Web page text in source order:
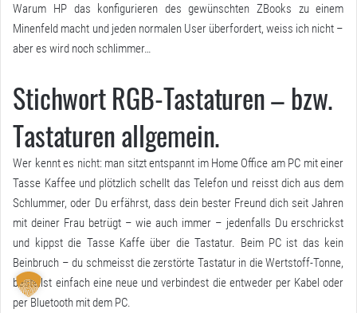
Warum HP das konfigurieren des gewünschten ZBooks zu einem
Minenfeld macht und jeden normalen User überfordert, weiss ich nicht –
aber es wird noch schlimmer…
Stichwort RGB-Tastaturen – bzw.
Tastaturen allgemein.
Wer kennt es nicht: man sitzt entspannt im Home Office am PC mit einer
Tasse Kaffee und plötzlich schellt das Telefon und reisst dich aus dem
Schlummer, oder Du erfährst, dass dein bester Freund dich seit Jahren
mit deiner Frau betrügt – wie auch immer – jedenfalls Du erschrickst
und kippst die Tasse Kaffe über die Tastatur. Beim PC ist das kein
Beinbruch – du schmeisst die zerstörte Tastatur in die Wertstoff-Tonne,
bestellst einfach eine neue und verbindest die entweder per Kabel oder
per Bluetooth mit dem PC.